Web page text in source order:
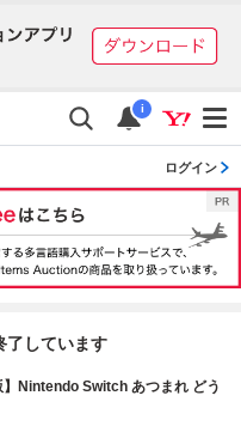
i
ログイン
了しています
Nintendo Switch あつまれ どう